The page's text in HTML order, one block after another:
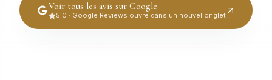
Voir tous les avis sur Google
5.0 · Google Reviews ouvre dans un nouvel onglet